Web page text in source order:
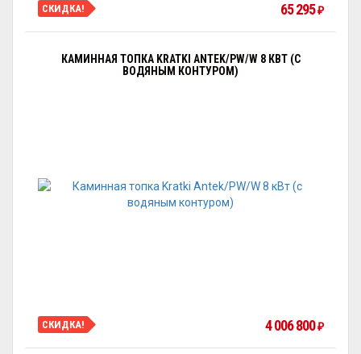
СКИДКА! 65 295 ₽
КАМИННАЯ ТОПКА KRATKI ANTEK/PW/W 8 КВТ (С
ВОДЯНЫМ КОНТУРОМ)
СКИДКА! 4 006 800 ₽